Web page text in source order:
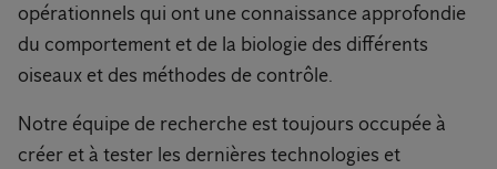
opérationnels qui ont une connaissance approfondie
du comportement et de la biologie des différents
oiseaux et des méthodes de contrôle.
Notre équipe de recherche est toujours occupée à
créer et à tester les dernières technologies et